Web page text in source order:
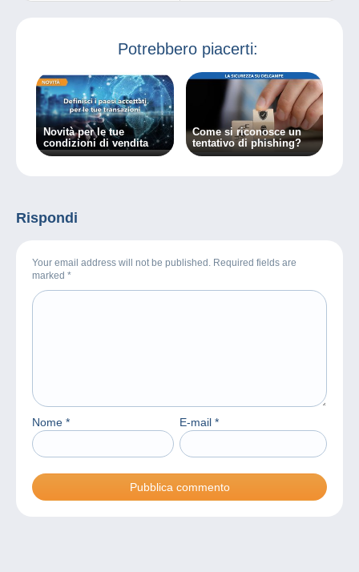
Potrebbero piacerti:
Novità per le tue
condizioni di vendita
Come si riconosce un
tentativo di phishing?
Rispondi
Your email address will not be published. Required fields are
marked *
Nome * E-mail *